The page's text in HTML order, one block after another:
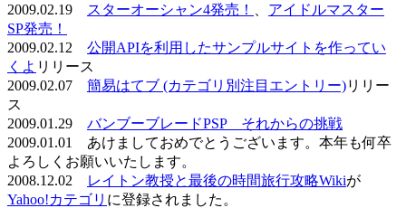
2009.02.19
スターオーシャン4発売！
アイドルマスター
SP発売！
2009.02.12 公開APIを利用したサンプルサイトを作ってい
くよ リリース
2009.02.07 簡易はてブ (カテゴリ別注目エントリー)リリー
ス
2009.01.29 バンブーブレードPSP それからの挑戦
2009.01.01 あけましておめでとうございます。本年も何卒
よろしくお願いいたします。
2008.12.02
レイトン教授と最後の時間旅行攻略Wikiが
Yahoo!カテゴリ に登録されました。